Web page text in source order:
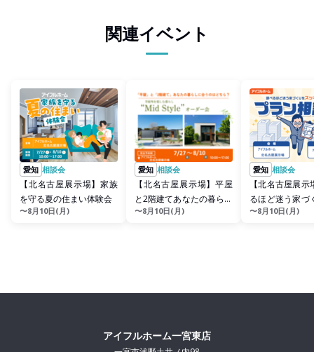
関連イベント
愛知 相談会
【北名古屋展示場】家族
を守る夏の住まい体験会
〜8月10日(月)
愛知 相談会
【北名古屋展示場】平屋
と2階建てあなたの暮らし
に合うのはどちら？Mid
〜8月10日(月)
愛知 相談会
【北名古屋展
るほど迷う家づ
ッキリ整理！
〜8月10日(月)
アイフルホーム一宮東店